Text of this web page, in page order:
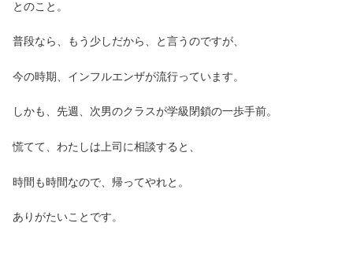
とのこと。
普段なら、もう少しだから、と言うのですが、
今の時期、インフルエンザが流行っています。
しかも、先週、次男のクラスが学級閉鎖の一歩手前。
慌てて、わたしは上司に相談すると、
時間も時間なので、帰ってやれと。
ありがたいことです。